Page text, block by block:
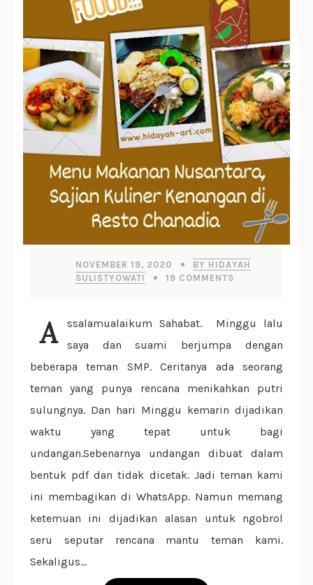
NOVEMBER 19, 2020
BY HIDAYAH
SULISTYOWATI
19 COMMENTS
Assalamualaikum Sahabat. Minggu lalu
saya dan suami berjumpa dengan
beberapa teman SMP. Ceritanya ada seorang
teman yang punya rencana menikahkan putri
sulungnya. Dan hari Minggu kemarin dijadikan
waktu yang tepat untuk bagi
undangan.Sebenarnya undangan dibuat dalam
bentuk pdf dan tidak dicetak. Jadi teman kami
ini membagikan di WhatsApp. Namun memang
ketemuan ini dijadikan alasan untuk ngobrol
seru seputar rencana mantu teman kami.
Sekaligus...